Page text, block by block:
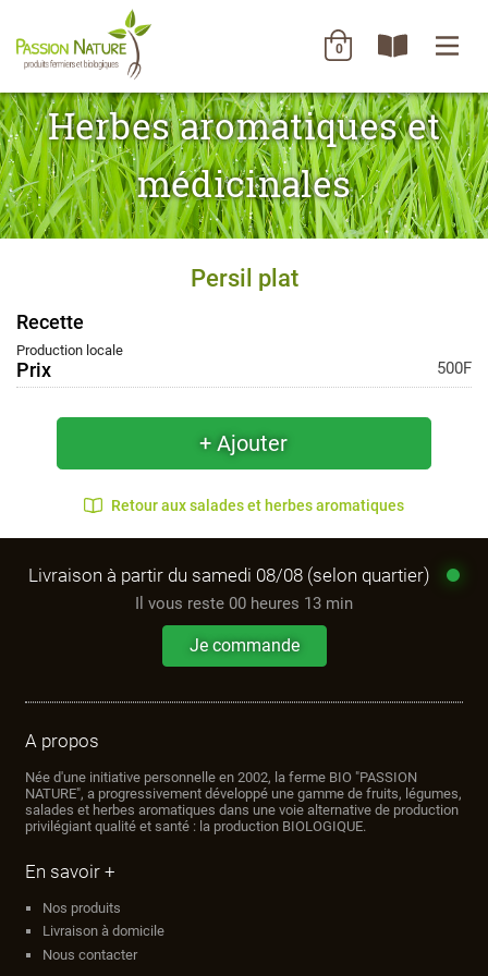
0
Herbes aromatiques et
médicinales
Persil plat
Recette
Production locale
Prix 500F
+ Ajouter
Retour aux salades et herbes aromatiques
Livraison à partir du samedi 08/08 (selon quartier)
Il vous reste 00 heures 13 min
Je commande
A propos
Née d'une initiative personnelle en 2002, la ferme BIO "PASSION
NATURE", a progressivement développé une gamme de fruits, légumes,
salades et herbes aromatiques dans une voie alternative de production
privilégiant qualité et santé : la production BIOLOGIQUE.
En savoir +
Nos produits
Livraison à domicile
Nous contacter